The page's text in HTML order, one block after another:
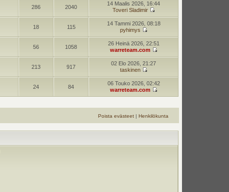
286 2040
14 Maalis 2026, 16:44
Toveri Sladimir
18 115
14 Tammi 2026, 08:18
pyhimys
56 1058
26 Heinä 2026, 22:51
warreteam.com
213 917
02 Elo 2026, 21:27
taskinen
24 84
06 Touko 2026, 02:42
warreteam.com
Poista evästeet| Henkilökunta